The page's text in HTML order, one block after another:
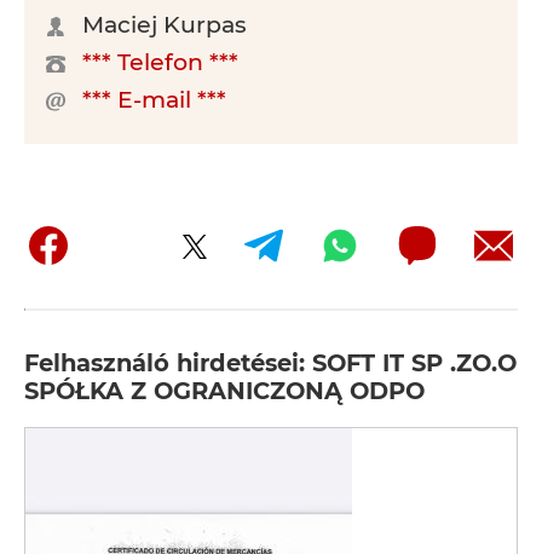
Maciej Kurpas
*** Telefon ***
*** E-mail ***
Felhasználó hirdetései: SOFT IT SP .ZO.O
SPÓŁKA Z OGRANICZONĄ ODPO